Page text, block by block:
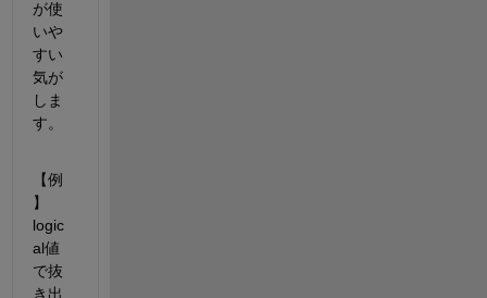
が使
いや
すい
気が
しま
す。
【例
】
logic
al値
で抜
き出